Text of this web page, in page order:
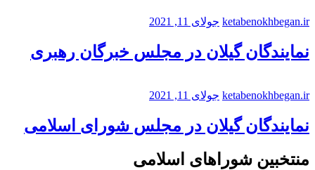
ketabenokhbegan.ir جولای 11, 2021
نمایندگان گیلان در مجلس خبرگان رهبری
ketabenokhbegan.ir جولای 11, 2021
نمایندگان گیلان در مجلس شورای اسلامی
منتخبین شوراهای اسلامی